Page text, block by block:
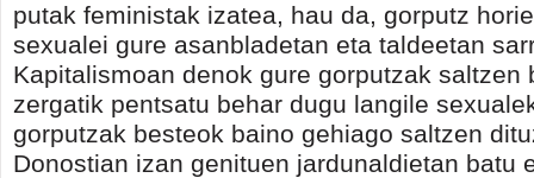
putak feministak izatea, hau da, gorputz
sexualei gure asanbladetan eta taldeetan
Kapitalismoan denok gure gorputzak saltzen
zergatik pentsatu behar dugu langile
gorputzak besteok baino gehiago saltzen
Donostian izan genituen jardunaldietan batu